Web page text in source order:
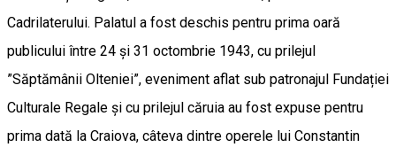
Cadrilaterului. Palatul a fost deschis pentru prima oară
publicului între 24 și 31 octombrie 1943, cu prilejul
”Săptămânii Olteniei”, eveniment aflat sub patronajul Fundației
Culturale Regale și cu prilejul căruia au fost expuse pentru
prima dată la Craiova, câteva dintre operele lui Constantin